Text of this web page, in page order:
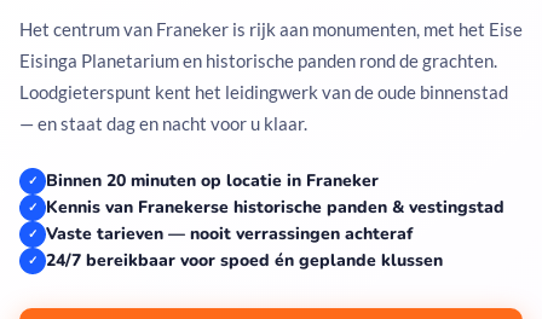
Het centrum van Franeker is rijk aan monumenten, met het Eise
Eisinga Planetarium en historische panden rond de grachten.
Loodgieterspunt kent het leidingwerk van de oude binnenstad
— en staat dag en nacht voor u klaar.
✓ Binnen 20 minuten op locatie in Franeker
✓ Kennis van Franekerse historische panden & vestingstad
✓ Vaste tarieven — nooit verrassingen achteraf
✓ 24/7 bereikbaar voor spoed én geplande klussen